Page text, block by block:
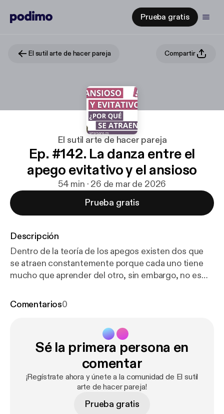
Prueba gratis
El sutil arte de hacer pareja Compartir
El sutil arte de hacer pareja
Ep. #142. La danza entre el
apego evitativo y el ansioso
54 min · 26 de mar de 2026
Prueba gratis
Descripción
Dentro de la teoría de los apegos existen dos que
se atraen constantemente porque cada uno tiene
mucho que aprender del otro, sin embargo, no es
los apegos de cada uno y no hay aceptación y
ya que ambos se activan mutuamente, pero
trabajándolo puede ser la mejor combinación.
Comentarios0
Sé la primera persona en
comentar
¡Regístrate ahora y únete a la comunidad de El sutil
arte de hacer pareja!
Prueba gratis